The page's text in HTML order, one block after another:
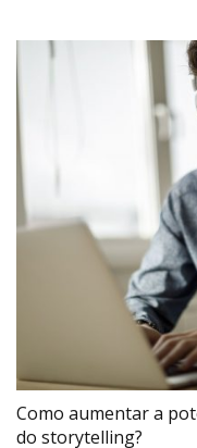
Como aumentar a
do storytelling?